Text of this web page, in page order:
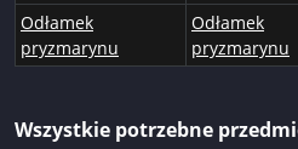
Odłamek
pryzmarynu
Odłamek
pryzmarynu
Wszystkie potrzebne